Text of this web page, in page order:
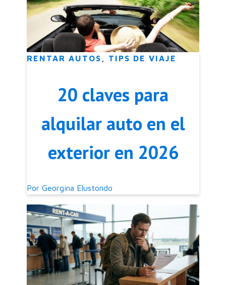
RENTAR AUTOS TIPS DE VIAJE
20 claves para
alquilar auto en el
exterior en 2026
Por Georgina Elustondo